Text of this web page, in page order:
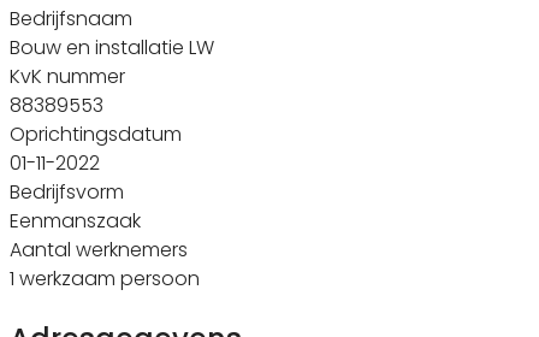
Bedrijfsnaam
Bouw en installatie LW
KvK nummer
88389553
Oprichtingsdatum
01-11-2022
Bedrijfsvorm
Eenmanszaak
Aantal werknemers
1 werkzaam persoon